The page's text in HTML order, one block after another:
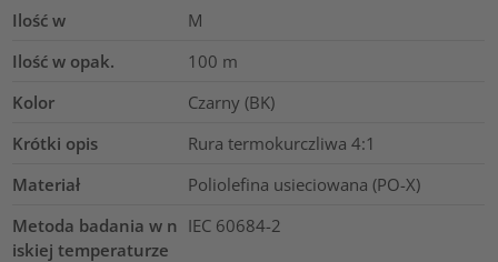
Ilość w
M
Ilość w opak.
100 m
Kolor
Czarny (BK)
Krótki opis
Rura termokurczliwa 4:1
Materiał
Poliolefina usieciowana (PO-X)
Metoda badania w n
iskiej temperaturze
IEC 60684-2